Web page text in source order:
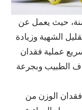
حيث يعمل عن
الشهية وزيادة
عملية فقدان
الطبيب وبجرعة
فقدان الوزن من